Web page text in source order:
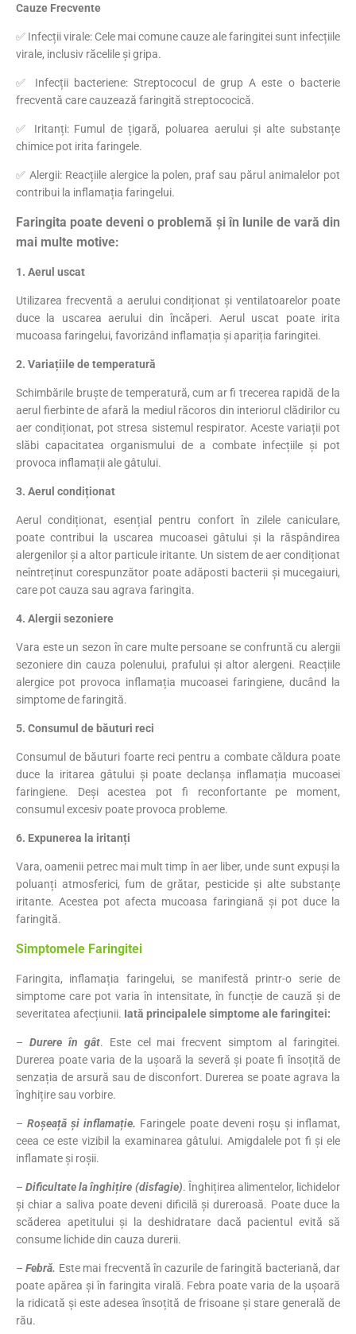
Cauze Frecvente
✅ Infecții virale: Cele mai comune cauze ale faringitei sunt infecțiile
virale, inclusiv răcelile și gripa.
✅ Infecții bacteriene: Streptococul de grup A este o bacterie
frecventă care cauzează faringită streptococică.
✅ Iritanți: Fumul de țigară, poluarea aerului și alte substanțe
chimice pot irita faringele.
✅ Alergii: Reacțiile alergice la polen, praf sau părul animalelor pot
contribui la inflamația faringelui.
Faringita poate deveni o problemă și în lunile de vară din
mai multe motive:
1. Aerul uscat
Utilizarea frecventă a aerului condiționat și ventilatoarelor poate
duce la uscarea aerului din încăperi. Aerul uscat poate irita
mucoasa faringelui, favorizând inflamația și apariția faringitei.
2. Variațiile de temperatură
Schimbările bruște de temperatură, cum ar fi trecerea rapidă de la
aerul fierbinte de afară la mediul răcoros din interiorul clădirilor cu
aer condiționat, pot stresa sistemul respirator. Aceste variații pot
slăbi capacitatea organismului de a combate infecțiile și pot
provoca inflamații ale gâtului.
3. Aerul condiționat
Aerul condiționat, esențial pentru confort în zilele caniculare,
poate contribui la uscarea mucoasei gâtului și la răspândirea
alergenilor și a altor particule iritante. Un sistem de aer condiționat
neîntreținut corespunzător poate adăposti bacterii și mucegaiuri,
care pot cauza sau agrava faringita.
4. Alergii sezoniere
Vara este un sezon în care multe persoane se confruntă cu alergii
sezoniere din cauza polenului, prafului și altor alergeni. Reacțiile
alergice pot provoca inflamația mucoasei faringiene, ducând la
simptome de faringită.
5. Consumul de băuturi reci
Consumul de băuturi foarte reci pentru a combate căldura poate
duce la iritarea gâtului și poate declanșa inflamația mucoasei
faringiene. Deși acestea pot fi reconfortante pe moment,
consumul excesiv poate provoca probleme.
6. Expunerea la iritanți
Vara, oamenii petrec mai mult timp în aer liber, unde sunt expuși la
poluanți atmosferici, fum de grătar, pesticide și alte substanțe
iritante. Acestea pot afecta mucoasa faringiană și pot duce la
faringită.
Simptomele Faringitei
Faringita, inflamația faringelui, se manifestă printr-o serie de
simptome care pot varia în intensitate, în funcție de cauză și de
severitatea afecțiunii. Iată principalele simptome ale faringitei:
– Durere în gât. Este cel mai frecvent simptom al faringitei.
Durerea poate varia de la ușoară la severă și poate fi însoțită de
senzația de arsură sau de disconfort. Durerea se poate agrava la
înghițire sau vorbire.
–Roșeață și inflamație. Faringele poate deveni roșu și inflamat,
ceea ce este vizibil la examinarea gâtului. Amigdalele pot fi și ele
inflamate și roșii.
–Dificultate la înghițire (disfagie). Înghițirea alimentelor, lichidelor
și chiar a saliva poate deveni dificilă și dureroasă. Poate duce la
scăderea apetitului și la deshidratare dacă pacientul evită să
consume lichide din cauza durerii.
–Febră. Este mai frecventă în cazurile de faringită bacteriană, dar
poate apărea și în faringita virală. Febra poate varia de la ușoară
la ridicată și este adesea însoțită de frisoane și stare generală de
rău.